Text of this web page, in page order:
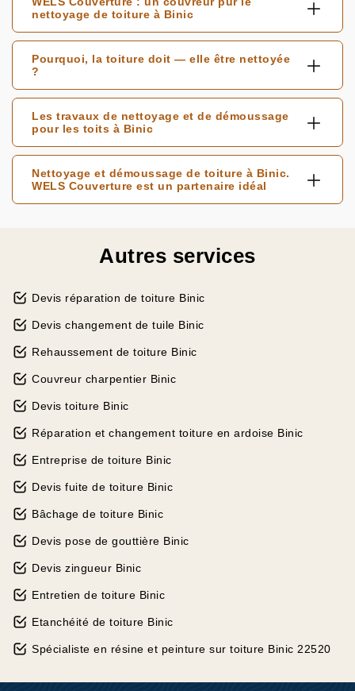
nettoyage de toiture à Binic
Pourquoi, la toiture doit — elle être nettoyée
?
Les travaux de nettoyage et de démoussage
pour les toits à Binic
Nettoyage et démoussage de toiture à Binic.
WELS Couverture est un partenaire idéal
Autres services
Devis réparation de toiture Binic
Devis changement de tuile Binic
Rehaussement de toiture Binic
Couvreur charpentier Binic
Devis toiture Binic
Réparation et changement toiture en ardoise Binic
Entreprise de toiture Binic
Devis fuite de toiture Binic
Bâchage de toiture Binic
Devis pose de gouttière Binic
Devis zingueur Binic
Entretien de toiture Binic
Etanchéité de toiture Binic
Spécialiste en résine et peinture sur toiture Binic 22520